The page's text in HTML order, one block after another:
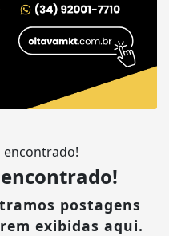
postagens
exibidas aqui.